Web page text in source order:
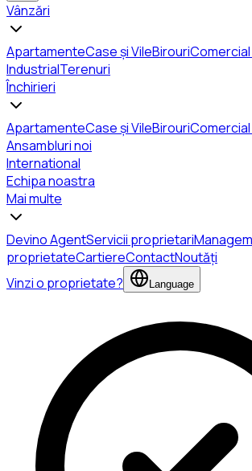
Vânzări
ApartamenteCase și VileBirouriComercial
IndustrialTerenuri
Închirieri
ApartamenteCase și VileBirouri
Ansambluri noi
International
Echipa noastra
Mai multe
Devino AgentServicii proprietari
proprietateCartiereContactNoutăți
Vinzi o proprietate?
Language